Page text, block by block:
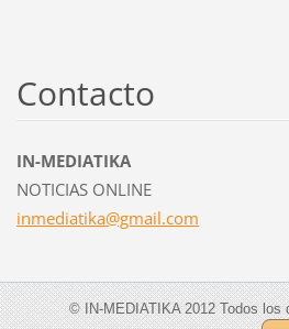
Contacto
IN-MEDIATIKA
NOTICIAS ONLINE
inmediatika@gmail.com
© IN-MEDIATIKA 2012 Todos los